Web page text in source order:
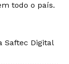
todo o país.
Saftec Digital